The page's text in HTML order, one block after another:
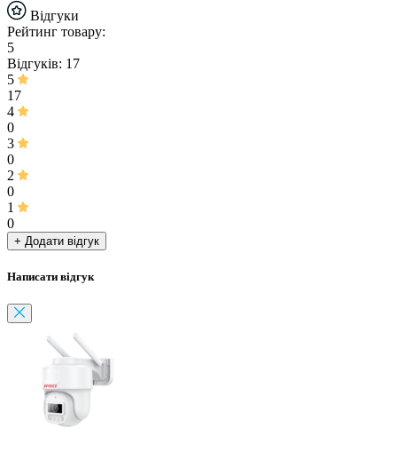
Відгуки
Рейтинг товару:
5
Відгуків: 17
5
17
4
0
3
0
2
0
1
0
+ Додати відгук
Написати відгук